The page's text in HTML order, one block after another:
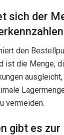
sich der
den
ist die Menge,
vermeiden.
gibt es zur